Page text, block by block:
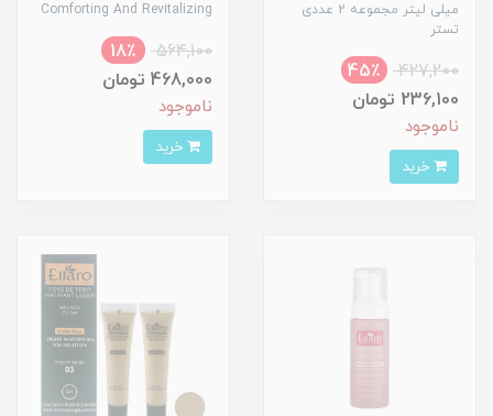
میلی لیتر مجموعه 2 عددی
تستر
427,200
45٪
236,100 تومان
ناموجود
Comforting And Revitalizing
564,100
18٪
468,000 تومان
ناموجود